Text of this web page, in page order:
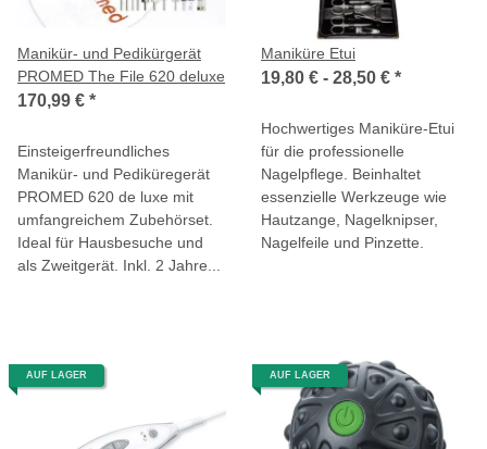
Manikür- und Pedikürgerät
PROMED The File 620 deluxe
170,99 € *
Einsteigerfreundliches
Manikür- und Pediküregerät
PROMED 620 de luxe mit
umfangreichem Zubehörset.
Ideal für Hausbesuche und
als Zweitgerät. Inkl. 2 Jahre...
Maniküre Etui
19,80 € - 28,50 € *
Hochwertiges Maniküre-Etui
für die professionelle
Nagelpflege. Beinhaltet
essenzielle Werkzeuge wie
Hautzange, Nagelknipser,
Nagelfeile und Pinzette.
AUF LAGER AUF LAGER